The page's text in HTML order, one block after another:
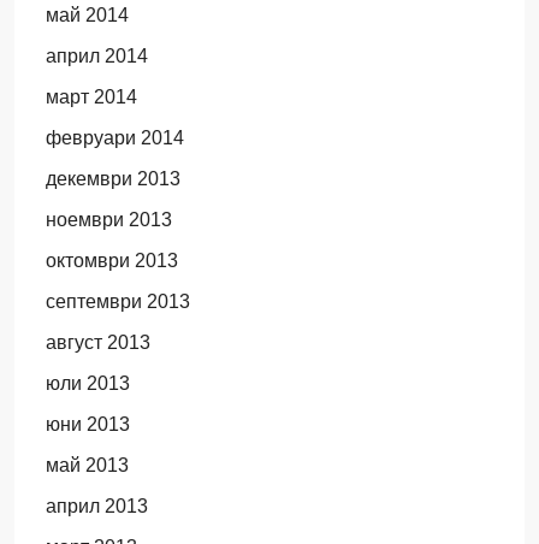
май 2014
април 2014
март 2014
февруари 2014
декември 2013
ноември 2013
октомври 2013
септември 2013
август 2013
юли 2013
юни 2013
май 2013
април 2013